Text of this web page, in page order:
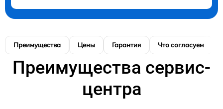
Преимущества Цены Гарантия Что согласуем
Преимущества сервис-
центра